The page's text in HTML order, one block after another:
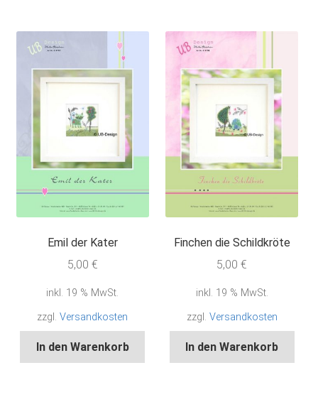
Emil der Kater
5,00 €
inkl. 19 % MwSt.
zzgl.Versandkosten
In den Warenkorb
Finchen die Schildkröte
5,00€
inkl. 19 % MwSt.
zzgl. Versandkosten
In den Warenkorb